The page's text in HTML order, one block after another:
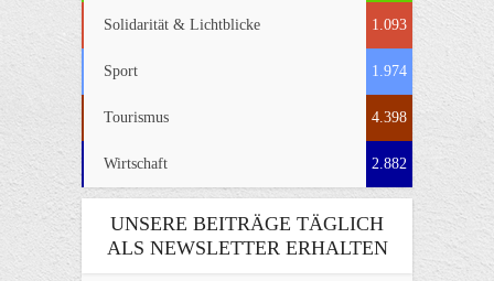
Solidarität & Lichtblicke 1.093
Sport 1.974
Tourismus 4.398
Wirtschaft 2.882
UNSERE BEITRÄGE TÄGLICH
ALS NEWSLETTER ERHALTEN